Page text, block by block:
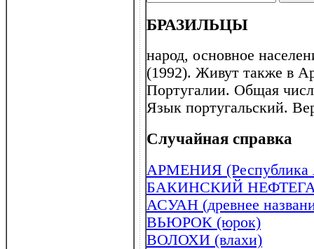
БРАЗИЛЬЦЫ
народ, основное
(1992). Живут также в
Португалии. Общая
Язык португальский.
Случайная справка
АРМЕНИЯ (Республика
БАКИНСКИЙ
АСУАН (древнее
ВЬЮРОК (юрок)
ВОЛОХИ (влахи)